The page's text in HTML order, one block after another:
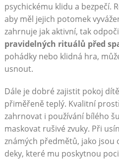
psychickému klidu a bezpečí.
aby měl jejich potomek
zahrnuje jak aktivní, tak
pravidelných rituálů před
pohádky nebo klidná hra,
usnout.
Dále je dobré zajistit pokoj
přiměřeně teplý. Kvalitní
zahrnovat i používání bílého
maskovat rušivé zvuky. Při
známých předmětů, jako jsou
deky, které mu poskytnou